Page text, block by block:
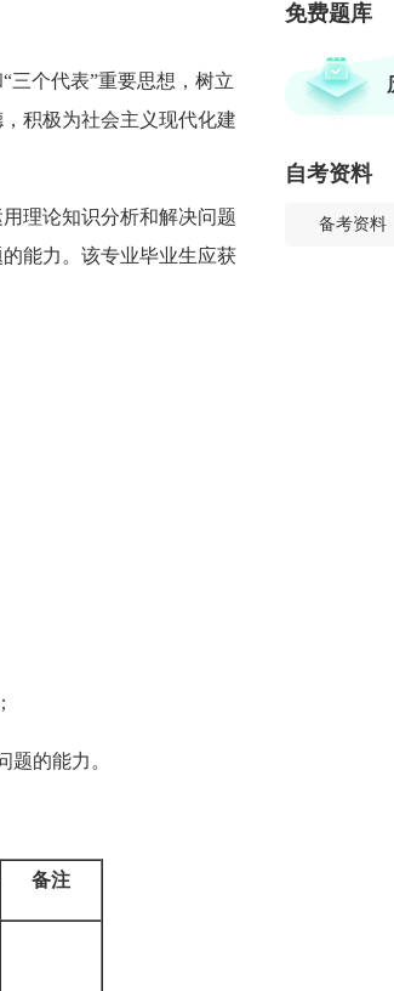
个代表”重要思想，树立
积极为社会主义现代化建
理论知识分析和解决问题
能力。该专业毕业生应获
的能力。
备注
免费题库
自考资料
备考资料